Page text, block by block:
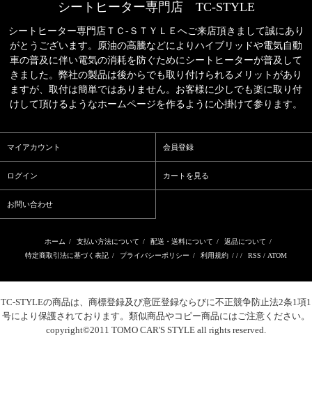
シートヒーター専門店 TC-STYLE
シートヒーター専門店ＴＣ‐ＳＴＹＬＥへご来店頂きまして誠にあり
がとうございます。原油の高騰などによりハイブリッドや電気自動
車の普及に伴い電気の消耗を防ぐためにシートヒーターが普及して
きました。弊社の製品は後からでも取り付けられるメリットがあり
ますが、取付は簡単ではありません。お客様に少しでも楽に取り付
けして頂けるようなホームページを作るように心掛けて参ります。
マイアカウント 会員登録
ログイン カートを見る
お問い合わせ
ホーム / 支払い方法について / 配送・送料について / 返品について /
特定商取引法に基づく表記 / プライバシーポリシー / 利用規約 / / / RSS / ATOM
TC-STYLEの商品は、商標登録及び意匠登録ならびに不正競争防止法2条1項1
号により保護されております。類似商品やコピー商品にはご注意ください。
copyright©2011 TOMO CAR'S STYLE all rights reserved.